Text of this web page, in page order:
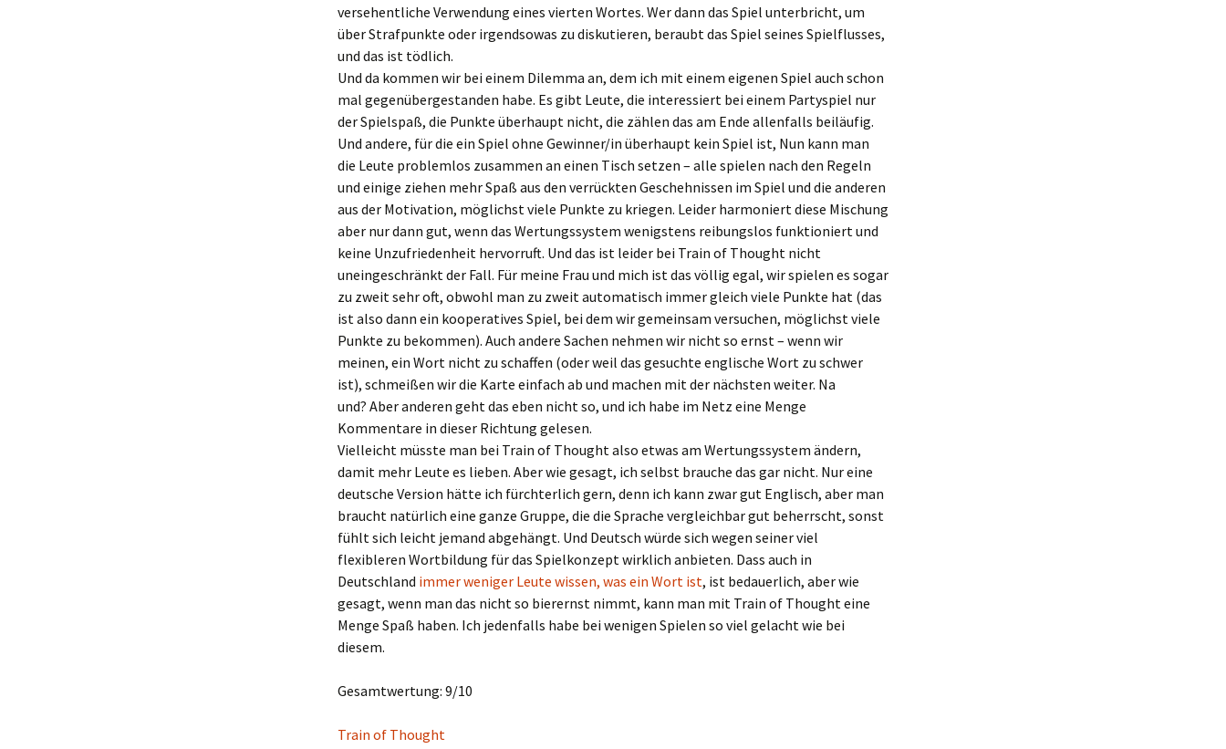
versehentliche Verwendung eines vierten Wortes. Wer dann das Spiel unterbricht, um
über Strafpunkte oder irgendsowas zu diskutieren, beraubt das Spiel seines Spielflusses,
und das ist tödlich.
Und da kommen wir bei einem Dilemma an, dem ich mit einem eigenen Spiel auch schon
mal gegenübergestanden habe. Es gibt Leute, die interessiert bei einem Partyspiel nur
der Spielspaß, die Punkte überhaupt nicht, die zählen das am Ende allenfalls beiläufig.
Und andere, für die ein Spiel ohne Gewinner/in überhaupt kein Spiel ist, Nun kann man
die Leute problemlos zusammen an einen Tisch setzen – alle spielen nach den Regeln
und einige ziehen mehr Spaß aus den verrückten Geschehnissen im Spiel und die anderen
aus der Motivation, möglichst viele Punkte zu kriegen. Leider harmoniert diese Mischung
aber nur dann gut, wenn das Wertungssystem wenigstens reibungslos funktioniert und
keine Unzufriedenheit hervorruft. Und das ist leider bei Train of Thought nicht
uneingeschränkt der Fall. Für meine Frau und mich ist das völlig egal, wir spielen es sogar
zu zweit sehr oft, obwohl man zu zweit automatisch immer gleich viele Punkte hat (das
ist also dann ein kooperatives Spiel, bei dem wir gemeinsam versuchen, möglichst viele
Punkte zu bekommen). Auch andere Sachen nehmen wir nicht so ernst – wenn wir
meinen, ein Wort nicht zu schaffen (oder weil das gesuchte englische Wort zu schwer
ist), schmeißen wir die Karte einfach ab und machen mit der nächsten weiter. Na
und? Aber anderen geht das eben nicht so, und ich habe im Netz eine Menge
Kommentare in dieser Richtung gelesen.
Vielleicht müsste man bei Train of Thought also etwas am Wertungssystem ändern,
damit mehr Leute es lieben. Aber wie gesagt, ich selbst brauche das gar nicht. Nur eine
deutsche Version hätte ich fürchterlich gern, denn ich kann zwar gut Englisch, aber man
braucht natürlich eine ganze Gruppe, die die Sprache vergleichbar gut beherrscht, sonst
fühlt sich leicht jemand abgehängt. Und Deutsch würde sich wegen seiner viel
flexibleren Wortbildung für das Spielkonzept wirklich anbieten. Dass auch in
Deutschland immer weniger Leute wissen, was ein Wort ist, ist bedauerlich, aber wie
gesagt, wenn man das nicht so bierernst nimmt, kann man mit Train of Thought eine
Menge Spaß haben. Ich jedenfalls habe bei wenigen Spielen so viel gelacht wie bei
diesem.
Gesamtwertung: 9/10
Train of Thought